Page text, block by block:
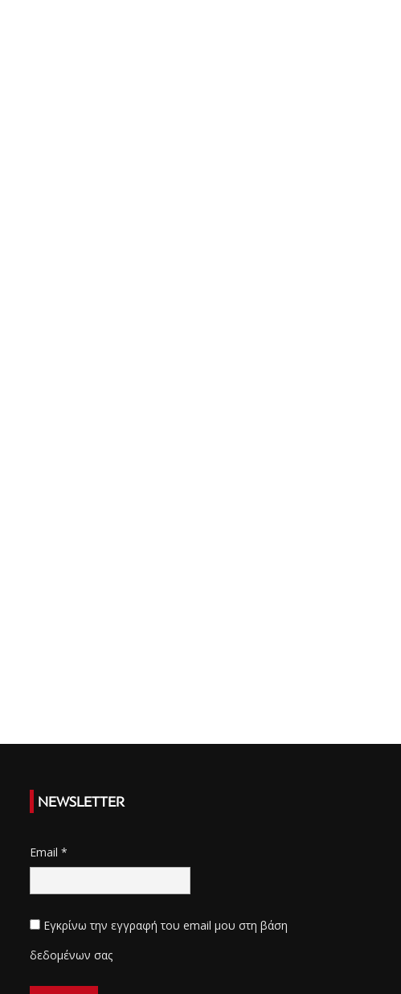
NEWSLETTER
Email *
Εγκρίνω την εγγραφή του email μου στη βάση
δεδομένων σας